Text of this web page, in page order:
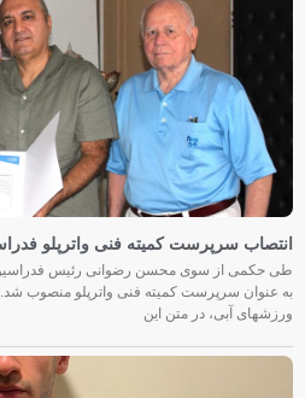
انتصاب سرپرست کمیته فنی واترپلو
طی حکمی از سوی محسن رضوانی رئیس
به عنوان سرپرست کمیته فنی واترپلو منصوب
ورزشهای آبی، در متن این